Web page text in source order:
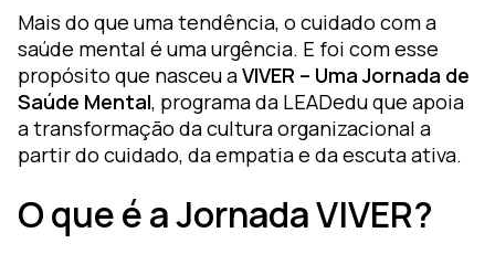
Mais do que uma tendência, o cuidado com a
saúde mental é uma urgência. E foi com esse
propósito que nasceu aVIVER – Uma Jornada de
Saúde Mental, programa da LEADedu que apoia
a transformação da cultura organizacional a
partir do cuidado, da empatia e da escuta ativa.
O que é a Jornada VIVER?